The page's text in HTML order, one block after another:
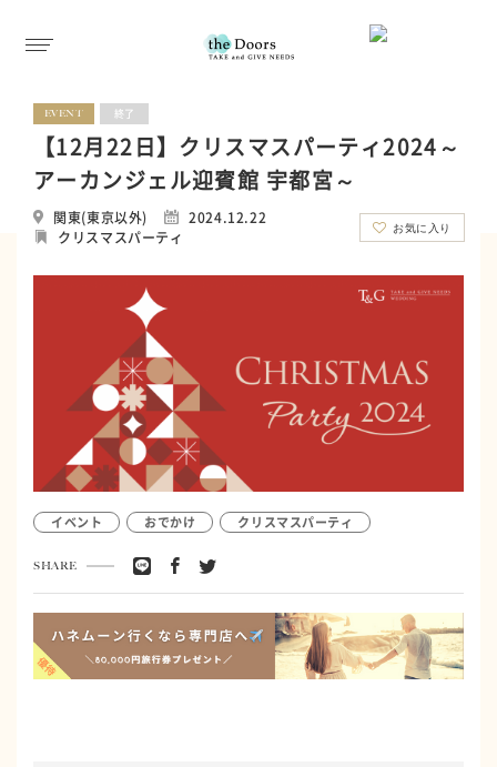
EVENT 終了
【12月22日】クリスマスパーティ2024～
アーカンジェル迎賓館 宇都宮～
関東(東京以外)
2024.12.22
クリスマスパーティ
お気に入り
イベント おでかけ クリスマスパーティ
SHARE